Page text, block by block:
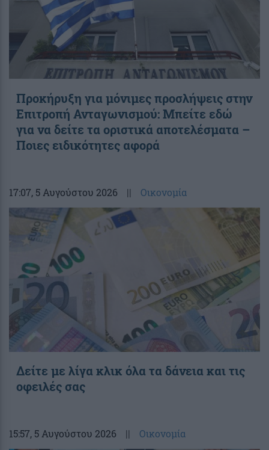
Προκήρυξη για μόνιμες προσλήψεις στην
Επιτροπή Ανταγωνισμού: Μπείτε εδώ
για να δείτε τα οριστικά αποτελέσματα –
Ποιες ειδικότητες αφορά
17:07, 5 Αυγούστου 2026 || Οικονομία
Δείτε με λίγα κλικ όλα τα δάνεια και τις
οφειλές σας
15:57, 5 Αυγούστου 2026 || Οικονομία